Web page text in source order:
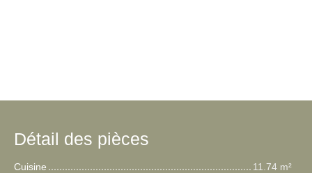
Détail des pièces
Cuisine
11.74 m²